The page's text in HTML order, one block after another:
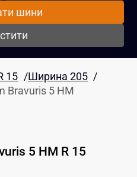
шини
15 /Ширина 205 /
Bravuris 5 HM
5 HM R 15